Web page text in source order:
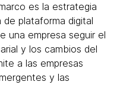
es la estrategia
plataforma digital
una empresa seguir el
y los cambios del
a las empresas
y las